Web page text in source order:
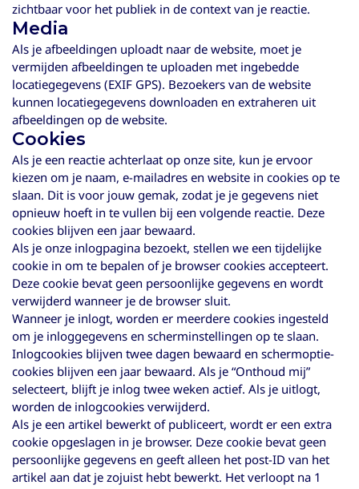
zichtbaar voor het publiek in de context van je reactie.
Media
Als je afbeeldingen uploadt naar de website, moet je
vermijden afbeeldingen te uploaden met ingebedde
locatiegegevens (EXIF GPS). Bezoekers van de website
kunnen locatiegegevens downloaden en extraheren uit
afbeeldingen op de website.
Cookies
Als je een reactie achterlaat op onze site, kun je ervoor
kiezen om je naam, e-mailadres en website in cookies op te
slaan. Dit is voor jouw gemak, zodat je je gegevens niet
opnieuw hoeft in te vullen bij een volgende reactie. Deze
cookies blijven een jaar bewaard.
Als je onze inlogpagina bezoekt, stellen we een tijdelijke
cookie in om te bepalen of je browser cookies accepteert.
Deze cookie bevat geen persoonlijke gegevens en wordt
verwijderd wanneer je de browser sluit.
Wanneer je inlogt, worden er meerdere cookies ingesteld
om je inloggegevens en scherminstellingen op te slaan.
Inlogcookies blijven twee dagen bewaard en schermoptie-
cookies blijven een jaar bewaard. Als je “Onthoud mij”
selecteert, blijft je inlog twee weken actief. Als je uitlogt,
worden de inlogcookies verwijderd.
Als je een artikel bewerkt of publiceert, wordt er een extra
cookie opgeslagen in je browser. Deze cookie bevat geen
persoonlijke gegevens en geeft alleen het post-ID van het
artikel aan dat je zojuist hebt bewerkt. Het verloopt na 1